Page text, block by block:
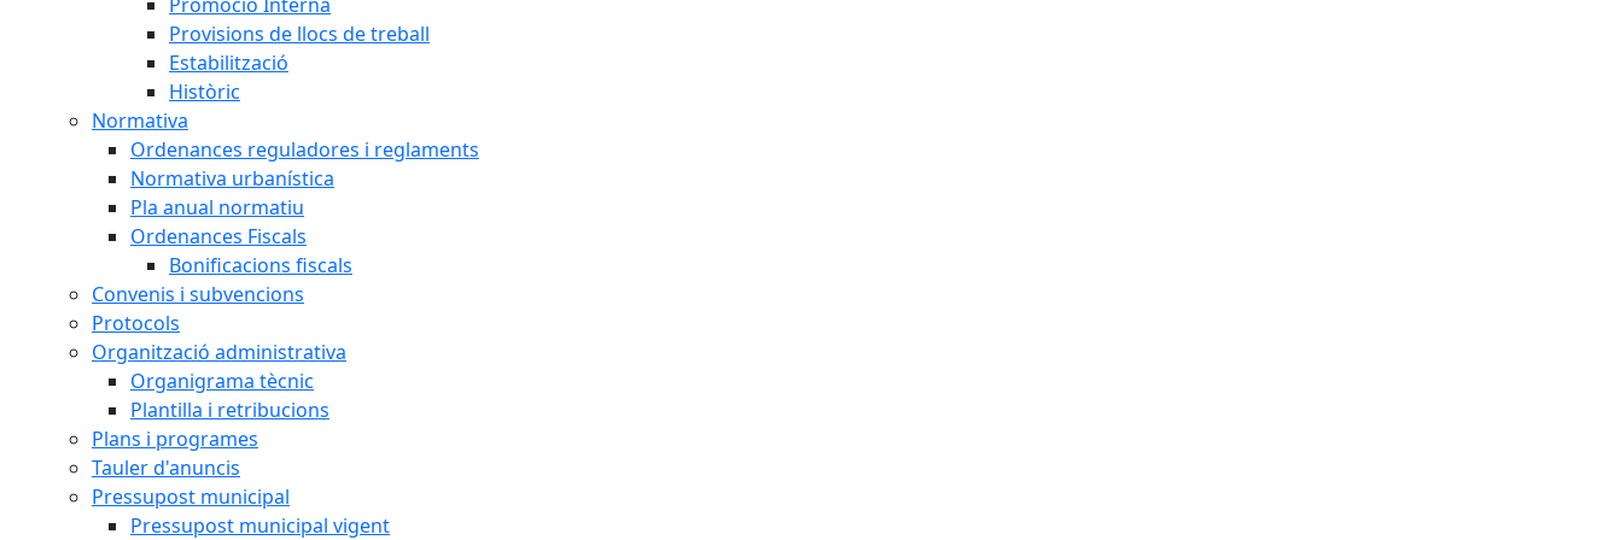
Provisions de llocs de treball
Estabilització
Històric
Normativa
Ordenances reguladores i reglaments
Normativa urbanística
Pla anual normatiu
Ordenances Fiscals
Bonificacions fiscals
Convenis i subvencions
Protocols
Organització administrativa
Organigrama tècnic
Plantilla i retribucions
Plans i programes
Tauler d'anuncis
Pressupost municipal
Pressupost municipal vigent